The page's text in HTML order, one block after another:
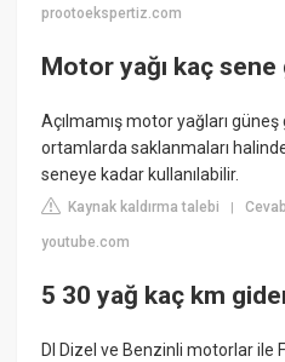
prootoekspertiz.com
Motor yağı kaç sene
Açılmamış motor yağları
ortamlarda saklanmaları
seneye kadar kullanılabilir.
Kaynak kaldırma talebi |
youtube.com
5 30 yağ kaç km
DI Dizel ve Benzinli motorlar ile